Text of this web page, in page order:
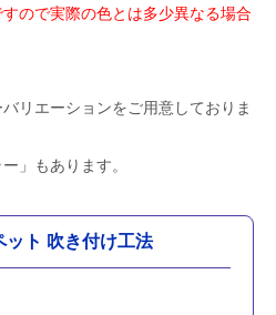
ので実際の色とは多少異なる場合
リエーションをご用意しておりま
」もあります。
ット 吹き付け工法